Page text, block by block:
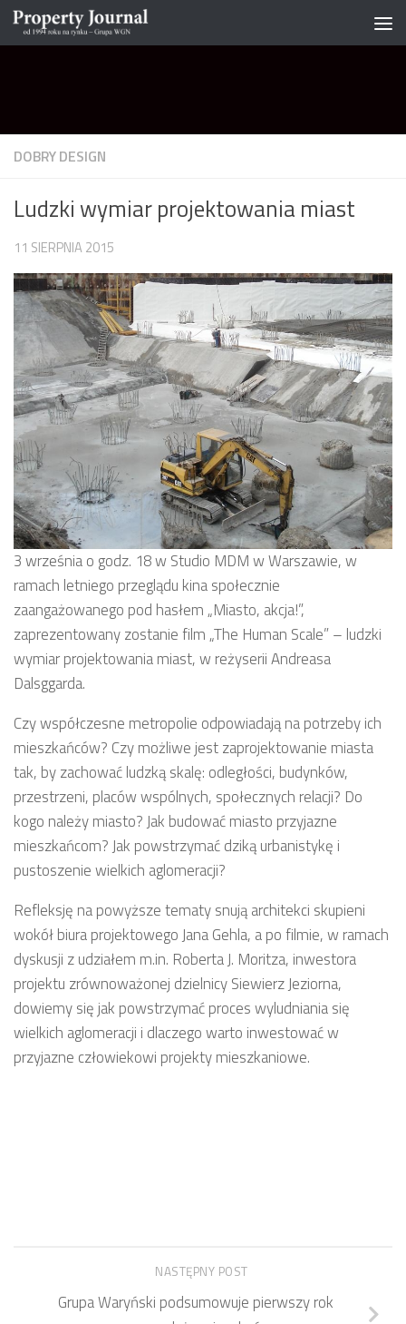
Skip to content
DOBRY DESIGN
Ludzki wymiar projektowania miast
11 SIERPNIA 2015
3 września o godz. 18 w Studio MDM w Warszawie, w
ramach letniego przeglądu kina społecznie
zaangażowanego pod hasłem „Miasto, akcja!”,
zaprezentowany zostanie film „The Human Scale” – ludzki
wymiar projektowania miast, w reżyserii Andreasa
Dalsggarda.
Czy współczesne metropolie odpowiadają na potrzeby ich
mieszkańców? Czy możliwe jest zaprojektowanie miasta
tak, by zachować ludzką skalę: odległości, budynków,
przestrzeni, placów wspólnych, społecznych relacji? Do
kogo należy miasto? Jak budować miasto przyjazne
mieszkańcom? Jak powstrzymać dziką urbanistykę i
pustoszenie wielkich aglomeracji?
Refleksję na powyższe tematy snują architekci skupieni
wokół biura projektowego Jana Gehla, a po filmie, w ramach
dyskusji z udziałem m.in. Roberta J. Moritza, inwestora
projektu zrównoważonej dzielnicy Siewierz Jeziorna,
dowiemy się jak powstrzymać proces wyludniania się
wielkich aglomeracji i dlaczego warto inwestować w
przyjazne człowiekowi projekty mieszkaniowe.
NASTĘPNY POST
Grupa Waryński podsumowuje pierwszy rok